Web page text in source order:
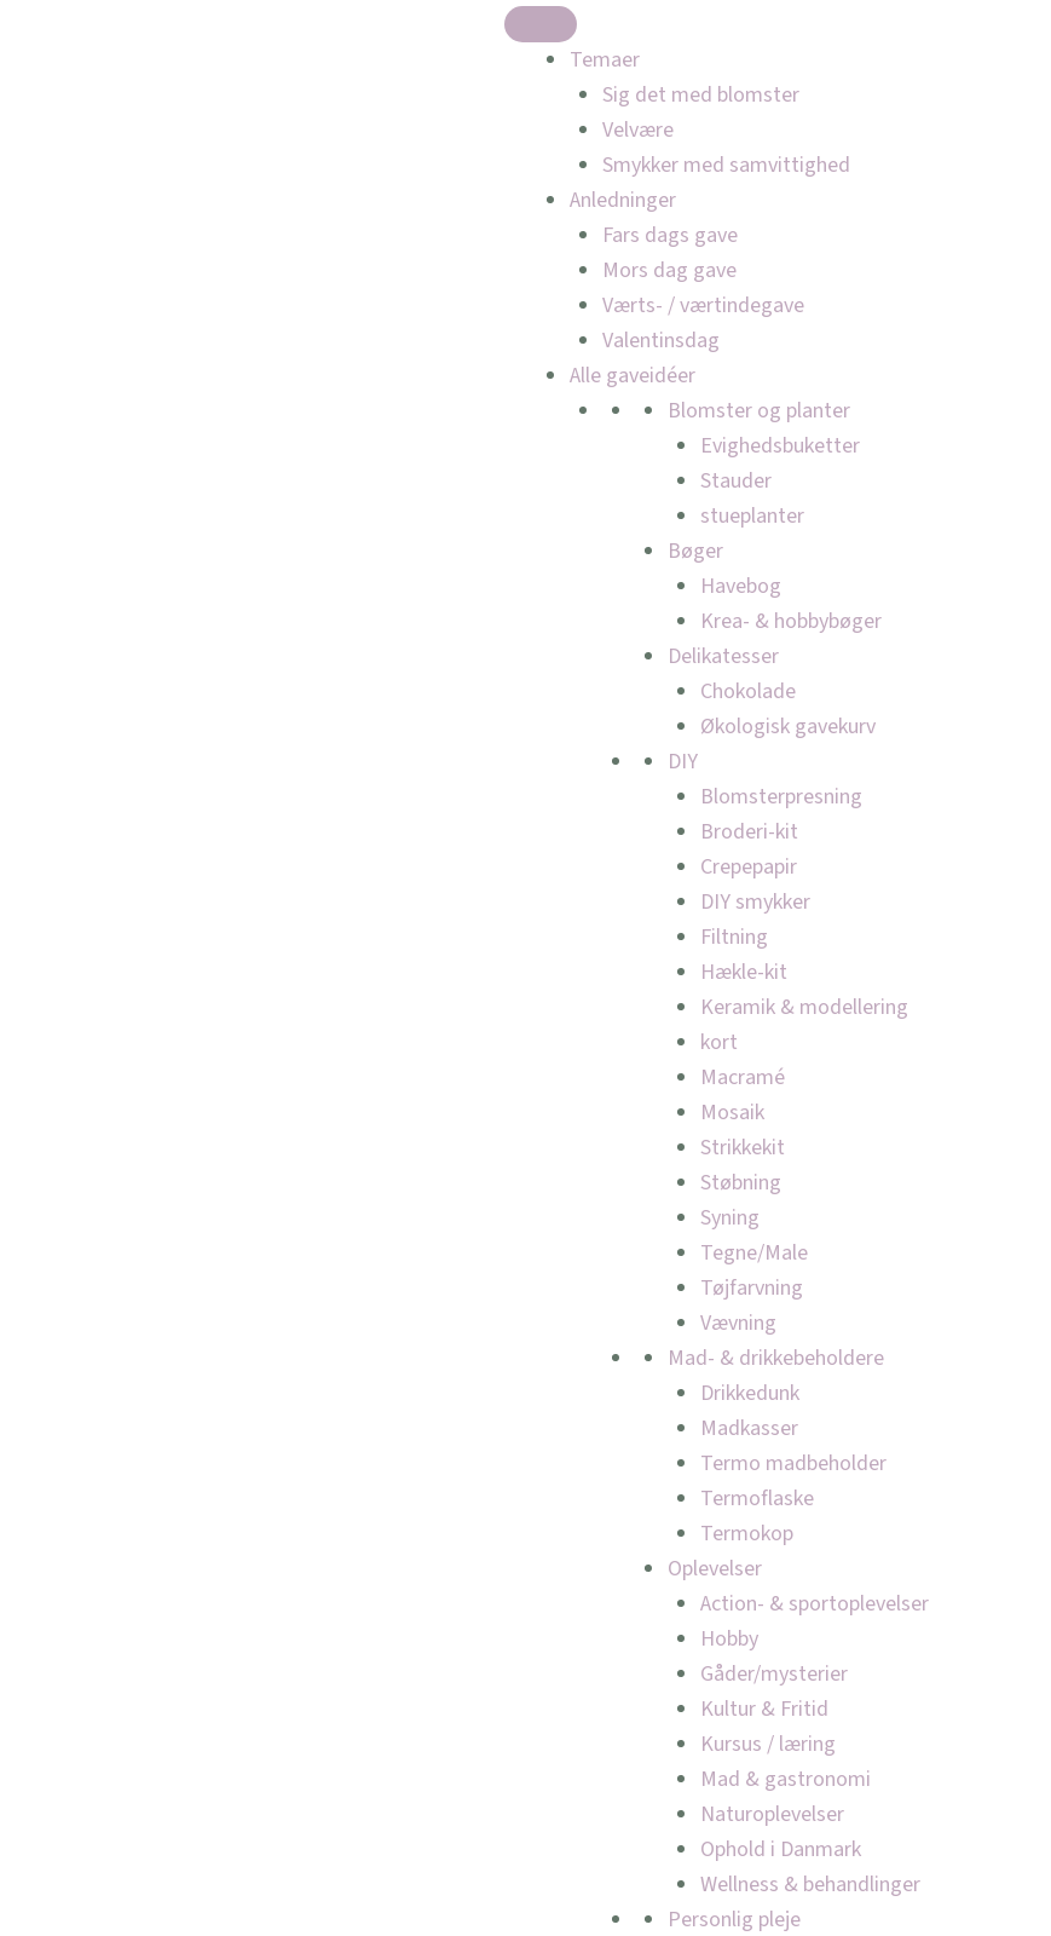
Temaer
Sig det med blomster
Velvære
Smykker med samvittighed
Anledninger
Fars dags gave
Mors dag gave
Værts- / værtindegave
Valentinsdag
Alle gaveidéer
Blomster og planter
Evighedsbuketter
Stauder
stueplanter
Bøger
Havebog
Krea- & hobbybøger
Delikatesser
Chokolade
Økologisk gavekurv
DIY
Blomsterpresning
Broderi-kit
Crepepapir
DIY smykker
Filtning
Hækle-kit
Keramik & modellering
kort
Macramé
Mosaik
Strikkekit
Støbning
Syning
Tegne/Male
Tøjfarvning
Vævning
Mad- & drikkebeholdere
Drikkedunk
Madkasser
Termo madbeholder
Termoflaske
Termokop
Oplevelser
Action- & sportoplevelser
Hobby
Gåder/mysterier
Kultur & Fritid
Kursus / læring
Mad & gastronomi
Naturoplevelser
Ophold i Danmark
Wellness & behandlinger
Personlig pleje